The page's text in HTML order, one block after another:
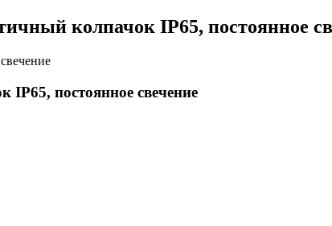
колпачок IP65, постоянное
постоянное свечение